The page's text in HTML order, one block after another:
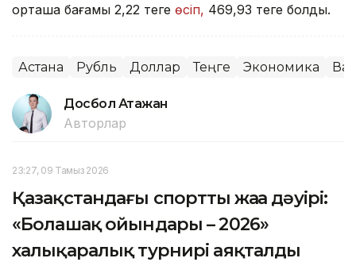
орташа бағамы 2,22 теңге өсіп, 469,93 теңге болды.
Астана Рубль Доллар Теңге Экономика
Досбол Атажан
Авторлар
23:27, 09 Тамыз 2026
Қазақстандағы спорттың жаңа дәуірі:
«Болашақ ойындары – 2026»
халықаралық турнирі аяқталды